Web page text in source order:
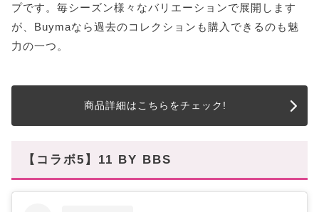
プです。毎シーズン様々なバリエーションで展開します
が、Buymaなら過去のコレクションも購入できるのも魅
力の一つ。
商品詳細はこちらをチェック!
【コラボ5】11 BY BBS